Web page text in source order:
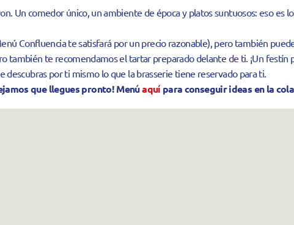
Un comedor único, un ambiente de época y platos suntuosos: eso es
Confluencia te satisfará por un precio razonable), pero también
también te recomendamos el tartar preparado delante de ti. ¡Un festín
por ti mismo lo que la brasserie tiene reservado para ti.
que llegues pronto! Menúaquí para conseguir ideas en la